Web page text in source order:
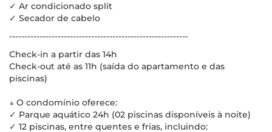
✓ Ar condicionado split
✓ Secador de cabelo
-----------------------------------------------------------
Check-in a partir das 14h
Check-out até as 11h (saída do apartamento e das
piscinas)
↓ O condomínio oferece:
✓ Parque aquático 24h (02 piscinas disponíveis à noite)
✓ 12 piscinas, entre quentes e frias, incluindo: